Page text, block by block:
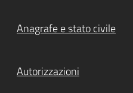
Anagrafe e stato civile
Autorizzazioni